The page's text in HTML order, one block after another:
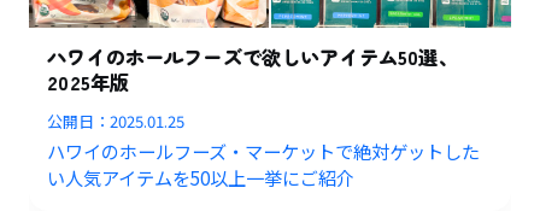
ハワイのホールフーズで欲しいアイテム50選、
2025年版
公開日：2025.01.25
ハワイのホールフーズ・マーケットで絶対ゲットした
い人気アイテムを50以上一挙にご紹介